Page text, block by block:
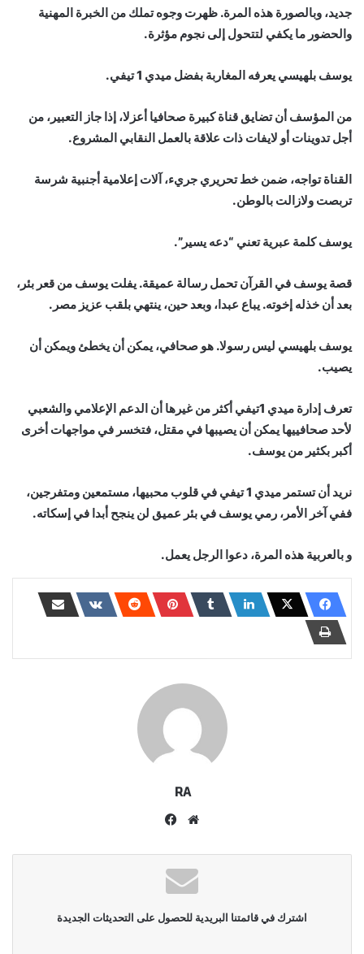
جديد، وبالصورة هذه المرة. ظهرت وجوه تملك من الخبرة المهنية
والحضور ما يكفي لتتحول إلى نجوم مؤثرة.
يوسف بلهيسي يعرفه المغاربة بفضل ميدي 1 تيفي.
من المؤسف أن تضايق قناة كبيرة صحافيا أعزلا، إذا جاز التعبير، من
أجل تدوينات أو لايفات ذات علاقة بالعمل النقابي المشروع.
القناة تواجه، ضمن خط تحريري جريء، آلات إعلامية أجنبية شرسة
تربصت ولازالت بالوطن.
يوسف كلمة عبرية تعني “دعه يسير”.
قصة يوسف في القرآن تحمل رسالة عميقة. يفلت يوسف من قعر بئر،
بعد أن خذله إخوته. يباع عبدا، وبعد حين، ينتهي بلقب عزيز مصر.
يوسف بلهيسي ليس رسولا. هو صحافي، يمكن أن يخطئ ويمكن أن
يصيب.
تعرف إدارة ميدي 1تيفي أكثر من غيرها أن الدعم الإعلامي والشعبي
لأحد صحافييها يمكن أن يصيبها في مقتل، فتخسر في مواجهات أخرى
أكبر بكثير من يوسف.
نريد أن تستمر ميدي 1 تيفي في قلوب محبيها، مستمعين ومتفرجين،
ففي آخر الأمر، رمي يوسف في بئر عميق لن ينجح أبدا في إسكاته.
و بالعربية هذه المرة، دعوا الرجل يعمل.
RA
موقع
اشترك في قائمتنا البريدية للحصول على التحديثات الجديدة